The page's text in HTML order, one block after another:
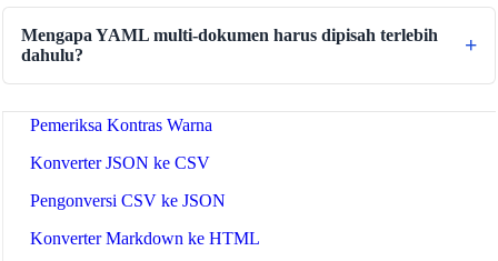
Konverter Judul ke Slug
Penguji Regex
Konverter Warna
Pemeriksa Kontras Warna
Konverter JSON ke CSV
Pengonversi CSV ke JSON
Konverter Markdown ke HTML
Mengapa YAML multi-dokumen harus dipisah terlebih
dahulu?